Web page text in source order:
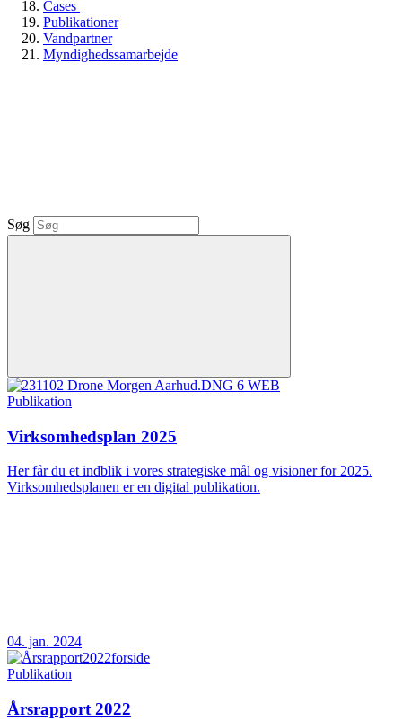
Cases
Publikationer
Vandpartner
Myndighedssamarbejde
Søg
Publikation
Virksomhedsplan 2025
Her får du et indblik i vores strategiske mål og visioner for 2025.
Virksomhedsplanen er en digital publikation.
04. jan. 2024
Publikation
Årsrapport 2022